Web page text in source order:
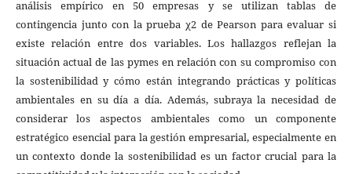
análisis empírico en 50 empresas y se utilizan tablas de
contingencia junto con la prueba χ2 de Pearson para evaluar si
existe relación entre dos variables. Los hallazgos reflejan la
situación actual de las pymes en relación con su compromiso con
la sostenibilidad y cómo están integrando prácticas y políticas
ambientales en su día a día. Además, subraya la necesidad de
considerar los aspectos ambientales como un componente
estratégico esencial para la gestión empresarial, especialmente en
un contexto donde la sostenibilidad es un factor crucial para la